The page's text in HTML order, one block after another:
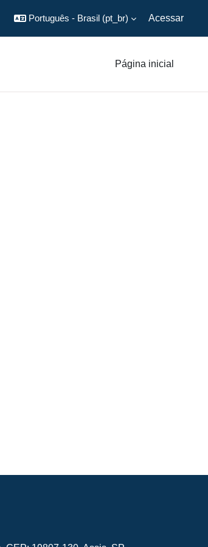
Português - Brasil ‎(pt_br)‎ Acessar
Página inicial